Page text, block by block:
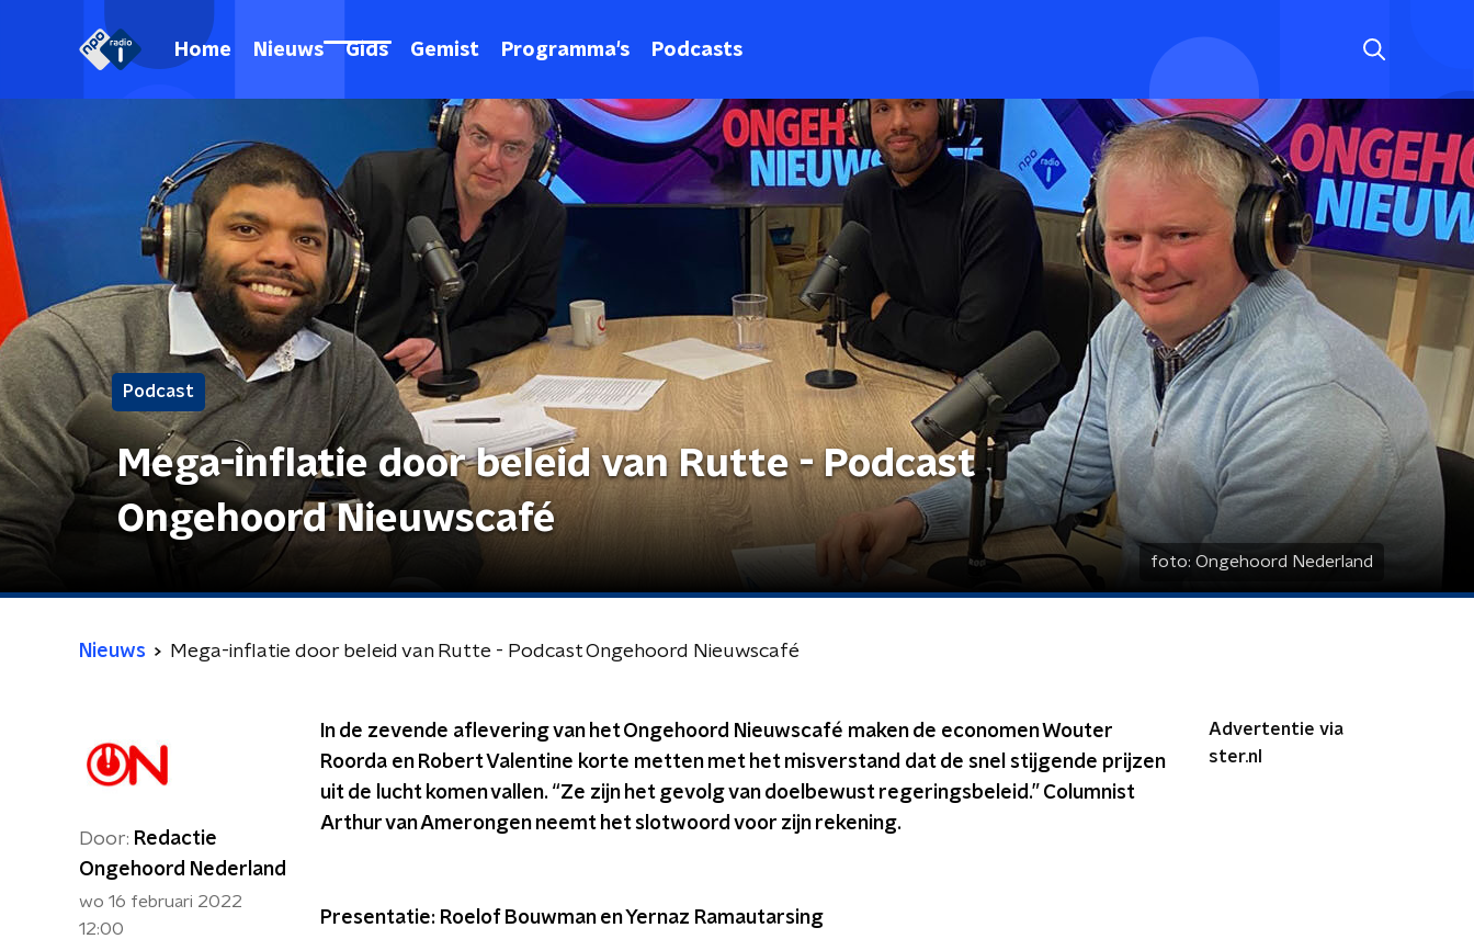
Home Nieuws Gids Gemist Programma's Podcasts
Podcast
Mega-inflatie door beleid van Rutte - Podcast
Ongehoord Nieuwscafé
foto: Ongehoord Nederland
Nieuws Mega-inflatie door beleid van Rutte - Podcast Ongehoord Nieuwscafé
Door: Redactie
Ongehoord Nederland
wo 16 februari 2022
12:00
In de zevende aflevering van het Ongehoord Nieuwscafé maken de economen Wouter
Roorda en Robert Valentine korte metten met het misverstand dat de snel stijgende prijzen
uit de lucht komen vallen. “Ze zijn het gevolg van doelbewust regeringsbeleid.” Columnist
Arthur van Amerongen neemt het slotwoord voor zijn rekening.
Presentatie: Roelof Bouwman en Yernaz Ramautarsing
Advertentie via
ster.nl